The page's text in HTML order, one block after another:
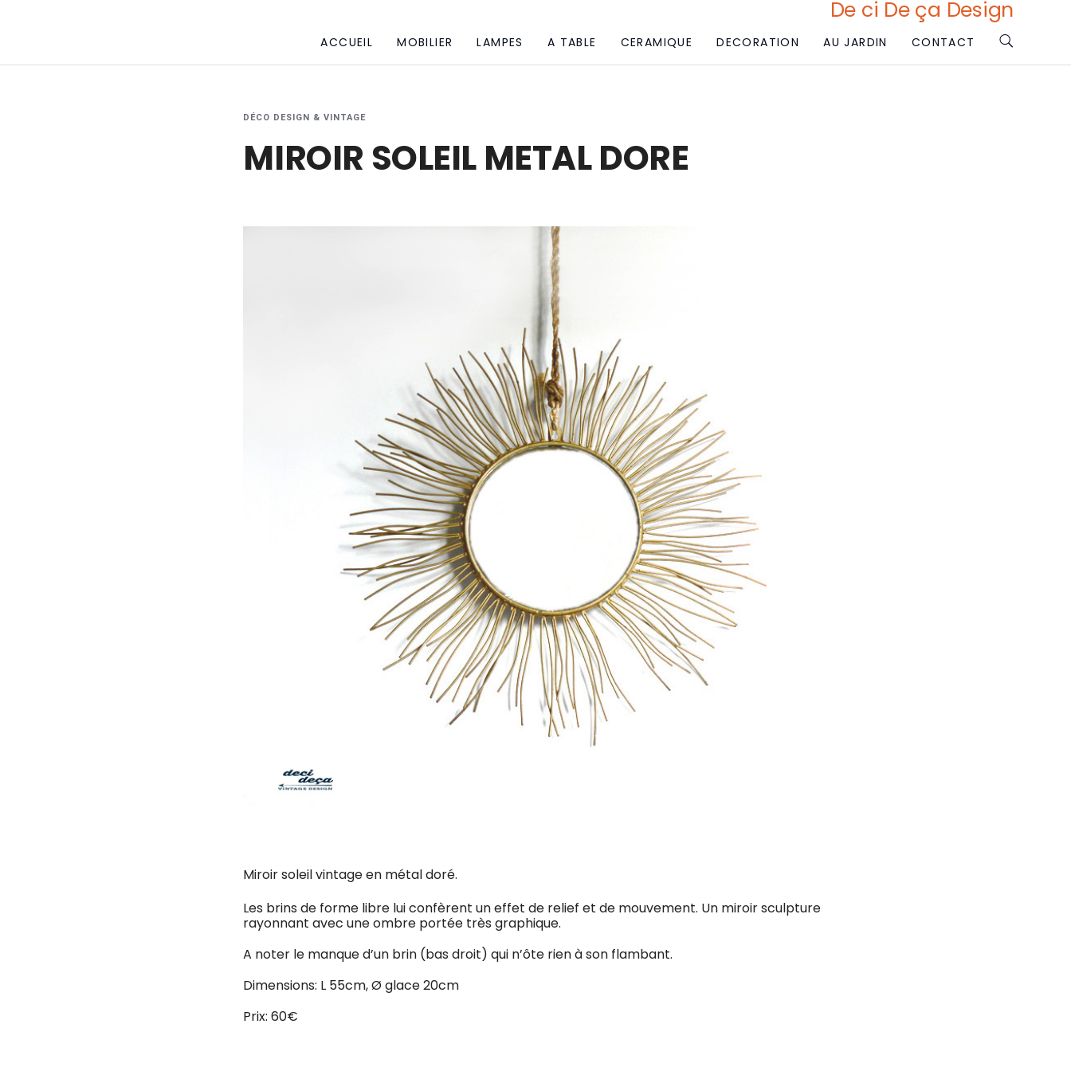
De ci De ça Design
ACCUEIL MOBILIER LAMPES A TABLE CERAMIQUE DECORATION AU JARDIN CONTACT
DÉCO DESIGN & VINTAGE
MIROIR SOLEIL METAL DORE
Miroir soleil vintage en métal doré.
Les brins de forme libre lui confèrent un effet de relief et de mouvement. Un miroir sculpture
rayonnant avec une ombre portée très graphique.
A noter le manque d’un brin (bas droit) qui n’ôte rien à son flambant.
Dimensions: L 55cm, Ø glace 20cm
Prix: 60€